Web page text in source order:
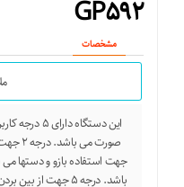
GP۵۹۲
مشخصات
باشد. درجه ۵ جهت از